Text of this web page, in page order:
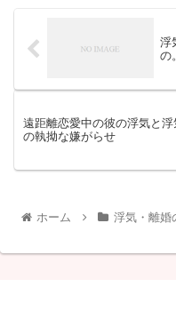
浮
の。
遠距離恋愛中の彼の浮気と浮
の執拗な嫌がらせ
ホーム 浮気・離婚